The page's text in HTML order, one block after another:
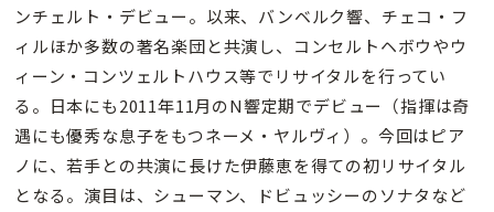
ンチェルト・デビュー。以来、バンベルク響、チェコ・フ
ィルほか多数の著名楽団と共演し、コンセルトヘボウやウ
ィーン・コンツェルトハウス等でリサイタルを行ってい
る。日本にも2011年11月のN響定期でデビュー（指揮は奇
遇にも優秀な息子をもつネーメ・ヤルヴィ）。今回はピア
ノに、若手との共演に長けた伊藤恵を得ての初リサイタル
となる。演目は、シューマン、ドビュッシーのソナタなど